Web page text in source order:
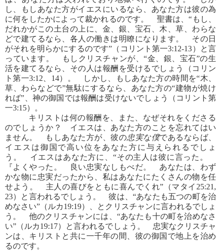
し、もしあなた方がイエスにいるなら、あなた方は彼の為
に何をしたかによって裁かれるのです。 聖書は、“もし、
だれかがこの土台の上に、金、銀、宝石、木、草、わらな
どで建てるなら、各人の働きは明瞭になります。 その日
がそれを明らかにするのです”（コリント第一3:12-13）と言
っています。 もしクリスチャンが、“金、銀、宝石”の生
活を建てるなら、その人は報酬を受けるでしょう（コリン
ト第一3:12、14）。 しかし、もしあなた方の時間を“木、
草、わらなどで”無駄にするなら、あなた方の“建物が焼け
れば”、神の御国では報酬は受けないでしょう（コリント第
一3:15）。
キリストは何の報酬を、また、なぜそれをくださる
のでしょうか？ イエスは、あなた方のことを忘れてはい
ません。 もしあなた方が、彼の忠実な僕であるならば、
イエスは御国で高い位をあなた方に与えられるでしょ
う。 イエスはあなた方に、“その主人は彼に言った。
『よくやった。 良い忠実なしもべだ。 あなたは、わず
かな物に忠実だったから、私はあなたにたくさんの物を任
せよう。 主人の喜びをともに喜んでくれ”（マタイ25:21,
23）と言われるでしょう。 彼は、“あなたも五つの町を治
めなさい”（ルカ19:19）、とクリスチャンに言われるでしょ
う。 他のクリスチャンには、“あなたも十の町を治めなさ
い”（ルカ19:17）と言われるでしょう。 忠実なクリスチャ
ンは、キリストと共に一千年の間、彼の御国で地上を治め
るのです。